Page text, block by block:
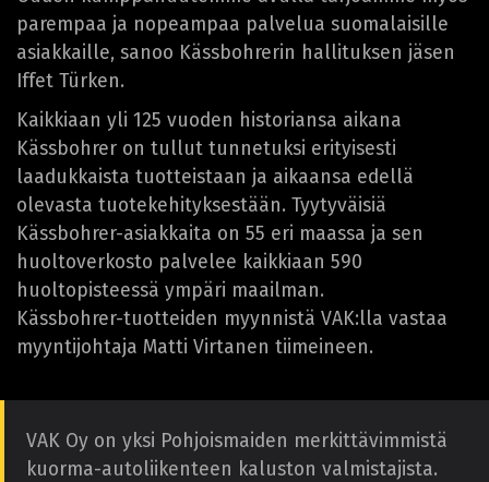
parempaa ja nopeampaa palvelua suomalaisille
asiakkaille, sanoo Kässbohrerin hallituksen jäsen
Iffet Türken.
Kaikkiaan yli 125 vuoden historiansa aikana
Kässbohrer on tullut tunnetuksi erityisesti
laadukkaista tuotteistaan ja aikaansa edellä
olevasta tuotekehityksestään. Tyytyväisiä
Kässbohrer-asiakkaita on 55 eri maassa ja sen
huoltoverkosto palvelee kaikkiaan 590
huoltopisteessä ympäri maailman.
Kässbohrer-tuotteiden myynnistä VAK:lla vastaa
myyntijohtaja Matti Virtanen tiimeineen.
VAK Oy on yksi Pohjoismaiden merkittävimmistä
kuorma-autoliikenteen kaluston valmistajista.